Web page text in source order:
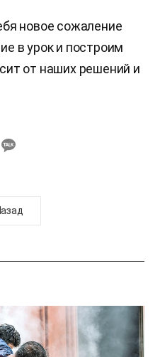
новое сожаление
в урок и построим
от наших решений и
카
톡
공
기